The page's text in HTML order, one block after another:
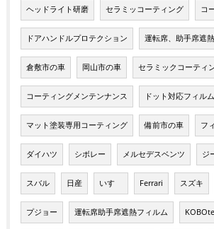
ヘッドライト研磨 セラミッコーティング コ
ドアハンドルプロテクション 運転席、助手席遮
倉敷市の車 岡山市の車 セラミックコーティ
コーティングメンテンナンス ドット対応フィルム
マット塗装専用コーティング 備前市の車 フ
ダイハツ シボレー メルセデスベンツ ジ
スバル 日産 いすゞ Ferrari スズキ
プジョー 運転席助手席遮熱フィルム